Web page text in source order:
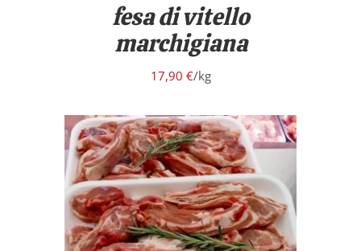
fesa di vitello
marchigiana
17,90 €/kg
/ DETTAGLI